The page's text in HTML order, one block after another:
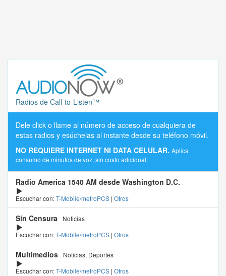
Radios de Call-to-Listen™
Dele click o llame al número de acceso de cualquiera de
estas radios y esúchelas al instante desde su teléfono móvil.
NO REQUIERE INTERNET NI DATA CELULAR. Aplica
consumo de minutos de voz, sin costo adicional.
Radio America 1540 AM desde Washington D.C.
Escuchar con:T-Mobile/metroPCS | Otros
Sin Censura
Noticias
Escuchar con:T-Mobile/metroPCS | Otros
Multimedios
Noticias, Deportes
Escuchar con:T-Mobile/metroPCS | Otros